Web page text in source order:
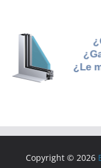
Copyright © 2026